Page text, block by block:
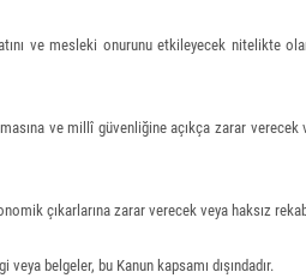
ve mesleki onurunu etkileyecek nitelikte
ve millî güvenliğine açıkça zarar
çıkarlarına zarar verecek veya haksız
belgeler, bu Kanun kapsamı dışındadır.